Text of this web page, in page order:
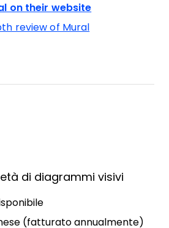
on their website
review of Mural
di diagrammi visivi
(fatturato annualmente)